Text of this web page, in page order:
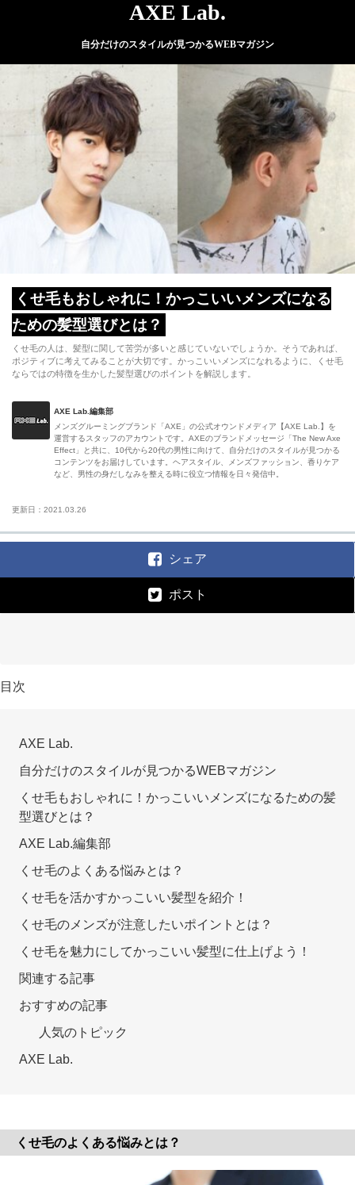
AXE Lab.
自分だけのスタイルが見つかるWEBマガジン
くせ毛もおしゃれに！かっこいいメンズになる
ための髪型選びとは？
くせ毛の人は、髪型に関して苦労が多いと感じていないでしょうか。そうであれば、
ポジティブに考えてみることが大切です。かっこいいメンズになれるように、くせ毛
ならではの特徴を生かした髪型選びのポイントを解説します。
AXE Lab.編集部
メンズグルーミングブランド「AXE」の公式オウンドメディア【AXE Lab.】を
運営するスタッフのアカウントです。AXEのブランドメッセージ「The New Axe
Effect」と共に、10代から20代の男性に向けて、自分だけのスタイルが見つかる
コンテンツをお届けしています。ヘアスタイル、メンズファッション、香りケア
など、男性の身だしなみを整える時に役立つ情報を日々発信中。
更新日：2021.03.26
シェア
ポスト
目次
AXE Lab.
自分だけのスタイルが見つかるWEBマガジン
くせ毛もおしゃれに！かっこいいメンズになるための髪
型選びとは？
AXE Lab.編集部
くせ毛のよくある悩みとは？
くせ毛を活かすかっこいい髪型を紹介！
くせ毛のメンズが注意したいポイントとは？
くせ毛を魅力にしてかっこいい髪型に仕上げよう！
関連する記事
おすすめの記事
人気のトピック
AXE Lab.
くせ毛のよくある悩みとは？